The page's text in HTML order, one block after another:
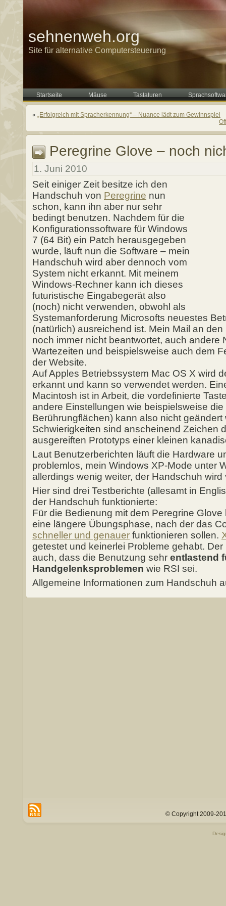
sehnenweh.org
Site für alternative Computersteuerung
Startseite Mäuse Tastaturen
« „Erfolgreich mit Spracherkennung“ – Nuance lädt zum Gewinnspiel
Peregrine Glove – noch
1. Juni 2010
Seit einiger Zeit besitze ich den
Handschuh von Peregrine nun
schon, kann ihn aber nur sehr
bedingt benutzen. Nachdem für die
Konfigurationssoftware für Windows
7 (64 Bit) ein Patch herausgegeben
wurde, läuft nun die Software – mein
Handschuh wird aber dennoch vom
System nicht erkannt. Mit meinem
Windows-Rechner kann ich dieses
futuristische Eingabegerät also
(noch) nicht verwenden, obwohl als
Systemanforderung Microsofts neuestes
(natürlich) ausreichend ist. Mein Mail an
noch immer nicht beantwortet, auch andere
Wartezeiten und beispielsweise auch dem
der Website.
Auf Apples Betriebssystem Mac OS X wird
erkannt und kann so verwendet werden.
Macintosh ist in Arbeit, die vordefinierte
andere Einstellungen wie beispielsweise
Berührungflächen) kann also nicht
Schwierigkeiten sind anscheinend Zeichen
ausgereiften Prototyps einer kleinen
Laut Benutzerberichten läuft die Hardware
problemlos, mein Windows XP-Mode unter
allerdings wenig weiter, der Handschuh
Hier sind drei Testberichte (allesamt in
der Handschuh funktionierte:
Für die Bedienung mit dem Peregrine
eine längere Übungsphase, nach der das
schneller und genauer funktionieren sollen.
getestet und keinerlei Probleme gehabt.
auch, dass die Benutzung sehr entlastend
Handgelenksproblemen wie RSI sei.
Allgemeine Informationen zum Handschuh
© Copyright 2009-